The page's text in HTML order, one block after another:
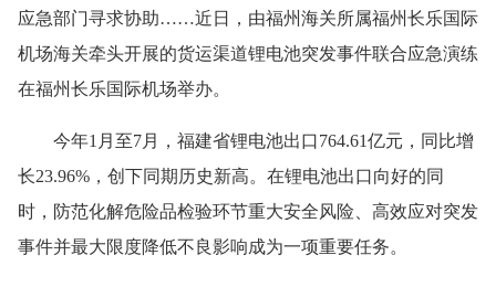
应急部门寻求协助……近日，由福州海关所属福州长乐国际
机场海关牵头开展的货运渠道锂电池突发事件联合应急演练
在福州长乐国际机场举办。
今年1月至7月，福建省锂电池出口764.61亿元，同比增
长23.96%，创下同期历史新高。在锂电池出口向好的同
时，防范化解危险品检验环节重大安全风险、高效应对突发
事件并最大限度降低不良影响成为一项重要任务。